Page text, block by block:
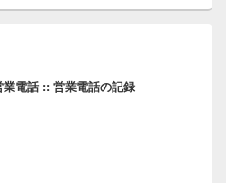
電話 :: 営業電話の記録